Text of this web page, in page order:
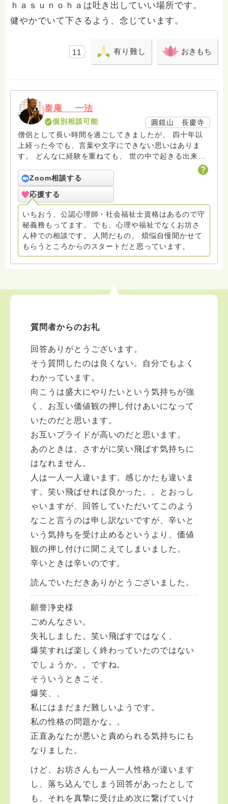
ｈａｓｕｎｏｈａは吐き出していい場所です。
健やかでいて下さるよう、念じています。
11 有り難し おきもち
泰庵 一法
個別相談可能
圓鏡山 長慶寺
僧侶として長い時間を過ごしてきましたが、 四十年以
上経った今でも、言葉や文字にできない思いはありま
す。 どんなに経験を重ねても、 世の中で起きる出来事
や、自分の中に生まれる感情のすべてを きれいに整理
して表現できるものではないと思っています。 だか
ら、うまく書けなくても安心してください。 ここで
は、無理に言葉を整えることよりも、 いったん息を整
えて、静かに耳を澄ますことを大切にしています。 ま
とまりのない文章でも、途中で止まってしまっても構い
ません。 言葉になる前の思いが、そのまま置かれても
いい場所でありたいと考えています。
Zoom相談する
応援する
いちおう、公認心理師・社会福祉士資格はあるので守
秘義務もってます。 でも、心理や福祉でなくお坊さ
ん枠での相談です。 人間だもの。 煩悩自慢聞かせて
もらうところからのスタートだと思っています。
質問者からのお礼
回答ありがとうございます。
そう質問したのは良くない。自分でもよく
わかっています。
向こうは盛大にやりたいという気持ちが強
く、お互い価値観の押し付けあいになって
いたのだと思います。
お互いプライドが高いのだと思います。
あのときは、さすがに笑い飛ばす気持ちに
はなれません。
人は一人一人違います。感じかたも違いま
す。笑い飛ばせれば良かった。。とおっし
ゃいますが、回答していただいてこのよう
なこと言うのは申し訳ないですが、辛いと
いう気持ちを受け止めるというより、価値
観の押し付けに聞こえてしまいました。
辛いときは辛いのです。
読んでいただきありがとうございました。
願誉浄史様
ごめんなさい。
失礼しました。笑い飛ばすではなく、
爆笑すれば楽しく終わっていたのではない
でしょうか。。ですね。
そういうときこそ、
爆笑、、
私にはまだまだ難しいようです。
私の性格の問題かな。。
正直あなたが悪いと責められる気持ちにも
なりました。
けど、お坊さんも一人一人性格が違います
し、落ち込んでしまう回答があったとして
も、それを真摯に受け止め次に繋げていけ